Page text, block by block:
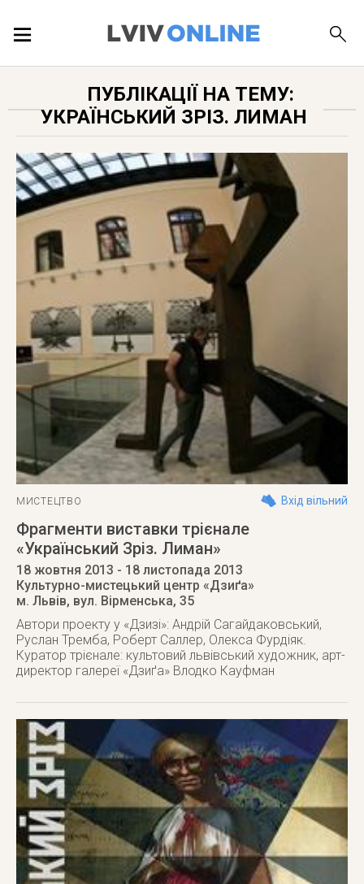
ЛОКАЦІЇ
ПУБЛІКАЦІЇ
ДОВІДКА
ПУБЛІКАЦІЇ НА ТЕМУ:
УКРАЇНСЬКИЙ ЗРІЗ. ЛИМАН
МИСТЕЦТВО Вхід вільний
Фрагменти виставки трієнале
«Український Зріз. Лиман»
18 жовтня 2013 - 18 листопада 2013
Культурно-мистецький центр «Дзиґа»
м. Львів, вул. Вірменська, 35
Автори проекту у «Дзизі»: Андрій Сагайдаковський,
Руслан Тремба, Роберт Саллер, Олекса Фурдіяк.
Куратор трієнале: культовий львівський художник, арт-
директор галереї «Дзиґа» Влодко Кауфман